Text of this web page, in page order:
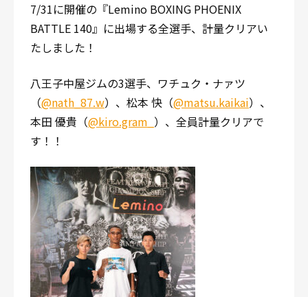
〒192-0072 東京都八王子市南町3-8 第2原嶋ビル1F
Tel/Fax：042-622-7222
営業時間：月〜土 14:00〜22:00 / 日・祝 14:00〜19:00
7/31に開催の『Lemino BOXING PHOENIX
BATTLE 140』に出場する全選手、計量クリアい
たしました！
八王子中屋ジムの3選手、ワチュク・ナァツ
（@nath_87.w）、松本 快（@matsu.kaikai）、
本田 優貴（@kiro.gram_ ）、全員計量クリアで
す！！